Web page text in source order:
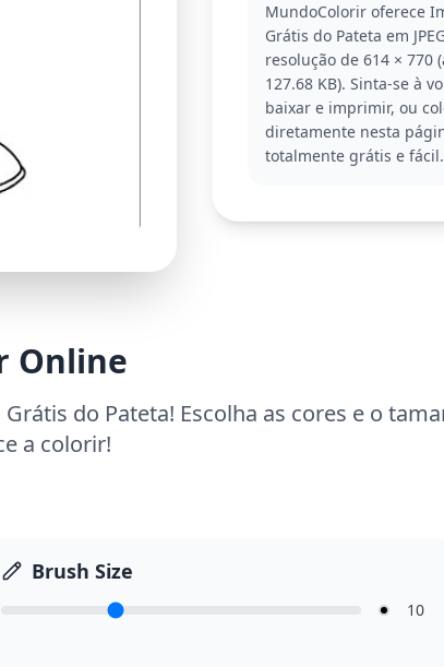
queridos da Disney,
personalidade desajeitada
generoso. Este desenho
essência cômica e é parte
Pateta. Se você gosta
gostar de explorar outras
universo Disney.
crianças com 11 anos ou
MundoColorir oferece
Grátis do Pateta em
resolução de 614 × 770
127.68 KB). Sinta-se à
baixar e imprimir, ou
diretamente nesta
totalmente grátis e fácil.
Online
do Pateta! Escolha as cores e o
a colorir!
Brush Size
10